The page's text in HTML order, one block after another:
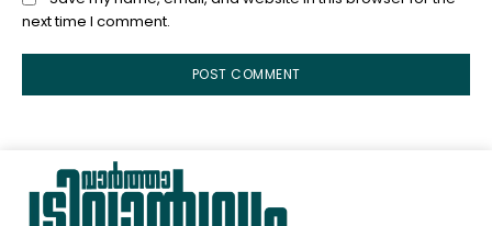
next time I comment.